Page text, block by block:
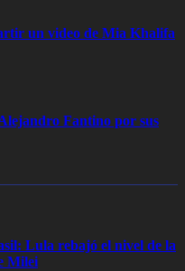
un video de Mia Khalifa
Fantino por sus
Lula rebajó el nivel de la
Milei